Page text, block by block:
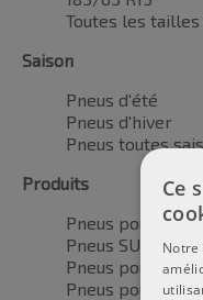
Toutes les tailles
Saison
Pneus d'été
Pneus d'hiver
Pneus toutes
Produits
Pneus pour
Pneus SUV / 4x4
Pneus pour
Pneus pour
Ce
Notre